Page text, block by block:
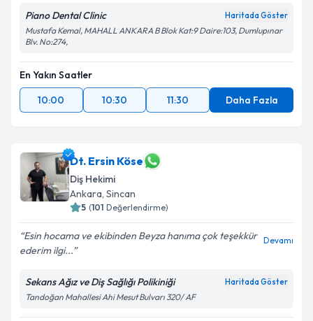
Piano Dental Clinic Haritada Göster
Mustafa Kemal, MAHALL ANKARA B Blok Kat:9 Daire:103, Dumlupınar
Blv. No:274,
En Yakın Saatler
10:00
10:30 11:30 Daha Fazla
Dt. Ersin Köse
Diş Hekimi
Ankara, Sincan
5 (101 Değerlendirme)
Esin hocama ve ekibinden Beyza hanıma çok teşekkür
ederim ilgi...
Devamı
Sekans Ağız ve Diş Sağlığı Polikiniği Haritada Göster
Tandoğan Mahallesi Ahi Mesut Bulvarı 320/ AF